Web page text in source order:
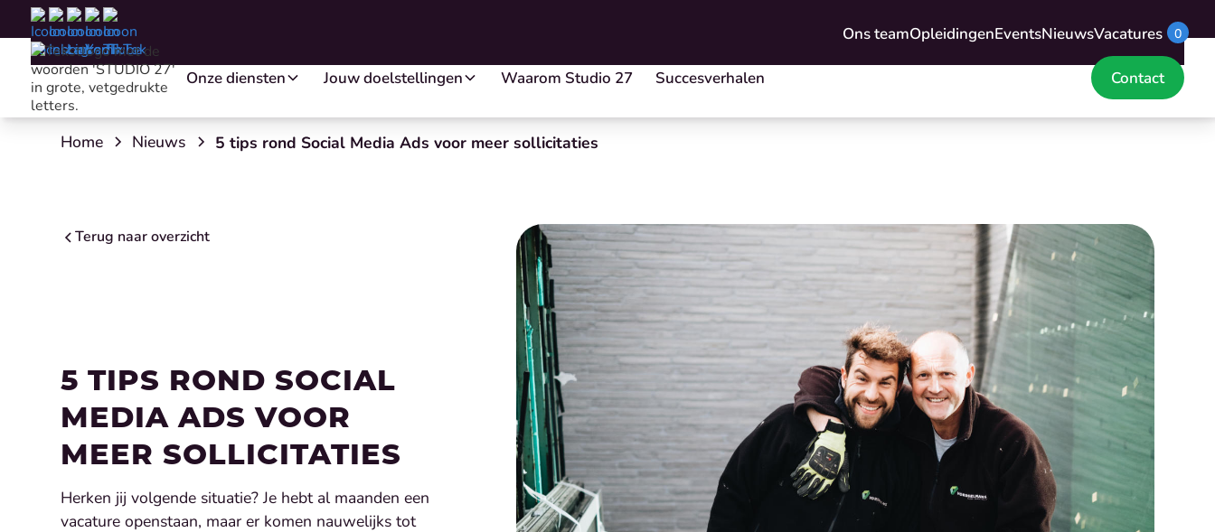
Ons teamOpleidingenEventsNieuwsVacatures 0
Onze diensten Jouw doelstellingen Waarom Studio 27 Succesverhalen Contact
Home Nieuws 5 tips rond Social Media Ads voor meer sollicitaties
Terug naar overzicht
5 TIPS ROND SOCIAL
MEDIA ADS VOOR
MEER SOLLICITATIES
Herken jij volgende situatie? Je hebt al maanden een
vacature openstaan, maar er komen nauwelijks tot